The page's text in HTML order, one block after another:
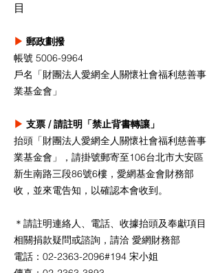
目
▶ 郵政劃撥
帳號 5006-9964
戶名「財團法人愛網全人關懷社會福利慈善事
業基金會」
▶ 支票 / 請註明「禁止背書轉讓」
抬頭「財團法人愛網全人關懷社會福利慈善事
業基金會」，請掛號郵寄至106台北市大安區
新生南路三段86號6樓，愛網基金會財務部
收，並來電告知，以確認本會收到。
＊請註明連絡人、電話、收據抬頭及奉獻項目
相關捐款疑問或諮詢，請洽 愛網財務部
電話：02-2363-2096#194 宋小姐